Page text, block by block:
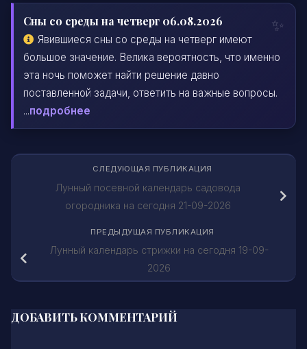
Сны со среды на четверг 06.08.2026
Явившиеся сны со среды на четверг имеют
большое значение. Велика вероятность, что именно
эта ночь поможет найти решение давно
поставленной задачи, ответить на важные вопросы.
...подробнее
СЛЕДУЮЩАЯ ПУБЛИКАЦИЯ
Лунный посевной календарь садовода
огородника на сегодня 21-09-2026
ПРЕДЫДУЩАЯ ПУБЛИКАЦИЯ
Лунный календарь стрижки на сегодня 19-09-
2026
ДОБАВИТЬ КОММЕНТАРИЙ